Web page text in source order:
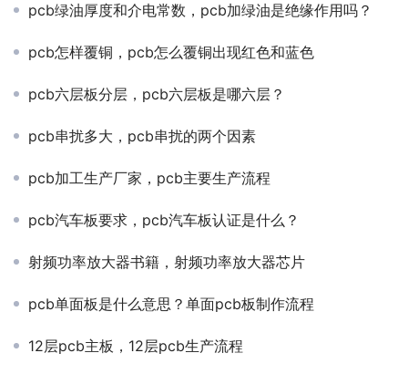
pcb绿油厚度和介电常数，pcb加绿油是绝缘作用吗？
pcb怎样覆铜，pcb怎么覆铜出现红色和蓝色
pcb六层板分层，pcb六层板是哪六层？
pcb串扰多大，pcb串扰的两个因素
pcb加工生产厂家，pcb主要生产流程
pcb汽车板要求，pcb汽车板认证是什么？
射频功率放大器书籍，射频功率放大器芯片
pcb单面板是什么意思？单面pcb板制作流程
12层pcb主板，12层pcb生产流程